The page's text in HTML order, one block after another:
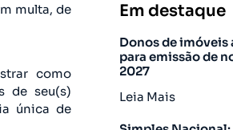
multa, de
como
de seu(s)
única de
Em destaque
Donos de imóveis
para emissão de
2027
Leia Mais